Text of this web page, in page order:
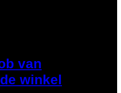
van
winkel